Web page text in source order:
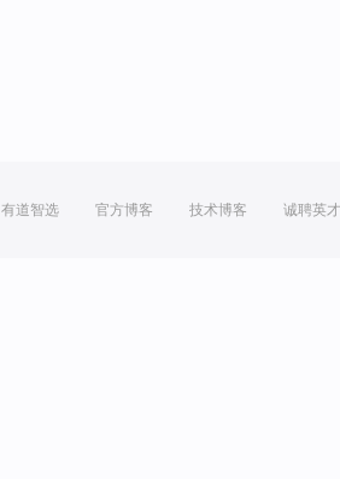
有道智选 官方博客 技术博客 诚聘英才